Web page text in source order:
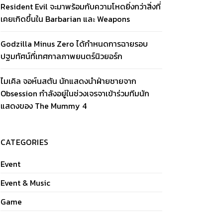
Resident Evil จะมาพร้อมกับความโหดยิ่งกว่าสิ่งที่
เคยเกิดขึ้นใน Barbarian และ Weapons
Godzilla Minus Zero ได้กำหนดการฉายรอบ
ปฐมทัศน์ที่เทศกาลภาพยนตร์นิวยอร์ก
ไมเคิล จอห์นสตัน นักแสดงนำฝ่ายชายจาก
Obsession กำลังอยู่ในช่วงเจรจาเข้าร่วมทีมนัก
แสดงของ The Mummy 4
CATEGORIES
Event
Event & Music
Game